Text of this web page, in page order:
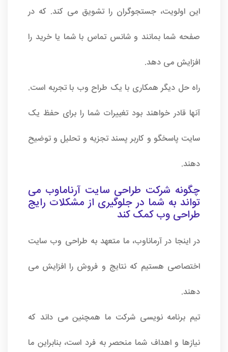
این اولویت، جستجوگران را تشویق می کند. که در
صفحه شما بمانند و شانس تماس با شما یا خرید را
افزایش می دهد.
راه حل دیگر همکاری با یک طراح وب با تجربه است.
آنها قادر خواهند بود تغییرات شما را برای حفظ یک
سایت پاسخگو و کاربر پسند تجزیه و تحلیل و توضیح
دهند.
چگونه شرکت طراحی سایت آرناماوب می
تواند به شما در جلوگیری از مشکلات رایج
طراحی وب کمک کند
در اینجا در آرماناوب، ما متعهد به طراحی وب سایت
اختصاصی هستیم که نتایج و فروش را افزایش می
دهند.
تیم برنامه نویسی شرکت ما همچنین می داند که
نیازها و اهداف شما منحصر به فرد است، بنابراین ما